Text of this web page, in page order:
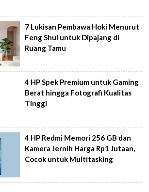
7 Lukisan Pembawa Hoki Menurut
Feng Shui untuk Dipajang di
Ruang Tamu
4 HP Spek Premium untuk Gaming
Berat hingga Fotografi Kualitas
Tinggi
4 HP Redmi Memori 256 GB dan
Kamera Jernih Harga Rp1 Jutaan,
Cocok untuk Multitasking